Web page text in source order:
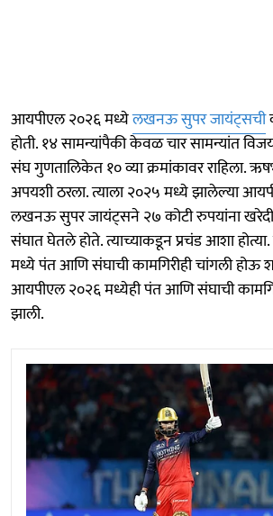
आयपीएल २०२६ मध्येलखनऊ सुपर जायंट्सची
होती. १४ सामन्यांपैकी केवळ चार सामन्यांत
संघ गुणतालिकेत १० व्या क्रमांकावर राहिला.
अपयशी ठरला. त्याला २०२५ मध्ये झालेल्या
लखनऊ सुपर जायंट्सने २७ कोटी रुपयांना
संघात घेतले होते. त्याच्याकडून प्रचंड आशा
मध्ये पंत आणि संघाची कामगिरीही चांगली होऊ
आयपीएल २०२६ मध्येही पंत आणि संघाची
झाली.